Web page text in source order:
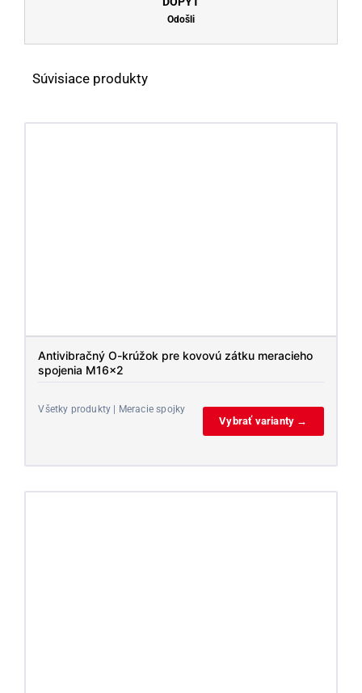
Odošli
Súvisiace produkty
Antivibračný O-krúžok pre kovovú zátku meracieho
spojenia M16x2
Všetky produkty | Meracie spojky
Vybrať varianty →